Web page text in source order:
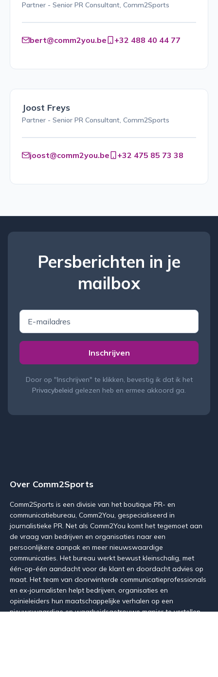
Partner - Senior PR Consultant, Comm2Sports
bert@comm2you.be +32 488 40 44 77
Joost Freys
Partner - Senior PR Consultant, Comm2Sports
joost@comm2you.be +32 475 85 73 38
Persberichten in je
mailbox
E
m
a
Inschrijven
Door op "Inschrijven" te klikken, bevestig ik dat ik het
Privacybeleid gelezen heb en ermee akkoord ga.
Over Comm2Sports
Comm2Sports is een divisie van het boutique PR- en
communicatiebureau, Comm2You, gespecialiseerd in
journalistieke PR. Net als Comm2You komt het tegemoet aan
de vraag van bedrijven en organisaties naar een
persoonlijkere aanpak en meer nieuwswaardige
communicaties. Het bureau werkt bewust kleinschalig, met
één-op-één aandacht voor de klant en doordacht advies op
maat. Het team van doorwinterde communicatieprofessionals
en ex-journalisten helpt bedrijven, organisaties en
opinieleiders hun maatschappelijke verhalen op een
nieuwswaardige en waarheidsgetrouwe manier te vertellen.